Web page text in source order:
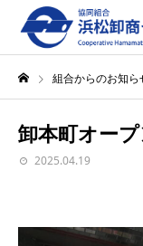
組合からのお知ら
卸本町オー
2025.04.19